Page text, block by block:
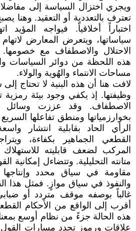
ويجري اختزال السياسة إلى
تعترف بالتعددية أو التعقيد. وهنا
اختباراً أخلاقياً. فيواجه المؤيد
سياساتها، ويتعرض المعارض
الاحتلال والاصطفاف مع
هذه اللحظة من دوائر السياسات
مساحات الانتماء والهُوية والولاء.
لافت هنا أن هذه البنية لا تحتاج
وظيفتها. إذ يكفي وجود بيئة
الاصطفاف. وقد عززت وسائل
بخوارزمياتها ومنطق تفاعلها
الرأي الحاد بقابلية انتشار
القطعي الجماهير بكفاءة،
المركب لضعف قابليته
متانته التحليلية. وتتضاءل إمكانية
مقاومة في سياق محدد وإنتاجها
والنفوذ في سياق موازٍ. فمثل هذا
غالباً بوصفه موقف متردد أو
أقرب إلى الواقع من الأحكام
هذه الحالة جزءً من نظام أوسع
علاقات ورموز تحدد مسارات القول